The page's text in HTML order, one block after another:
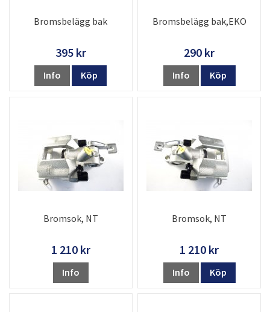
Bromsbelägg bak
395 kr
Info Köp
Bromsbelägg bak,EKO
290 kr
Info Köp
Bromsok, NT
1 210 kr
Info
Bromsok, NT
1 210 kr
Info Köp